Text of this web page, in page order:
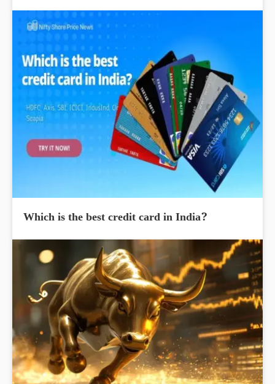
Which is the best credit card in India?